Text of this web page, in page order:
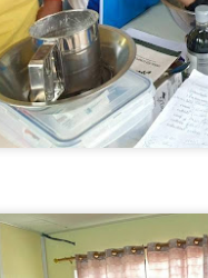
ยกกำลังประเ
ทคโนโลยีที่เหมาะสมเป็
ยกกำลังประเทศไทยจากฐ
ยกระดับทุนมนุษย์
หารจัดการทุนด้านพัฒนาพื้นที่ (
ศไทยกำลังเข้าสู่ช่วงเวลาที่โจทย์
กิจเติบโต” แต่คือ ทำอย่างไรให้ก
รมบังคับคดี กระทรวงยุติ